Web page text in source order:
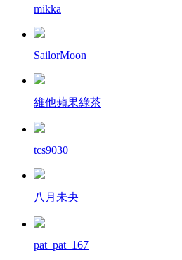
mikka
SailorMoon
維他蘋果綠茶
tcs9030
八月未央
pat_pat_167